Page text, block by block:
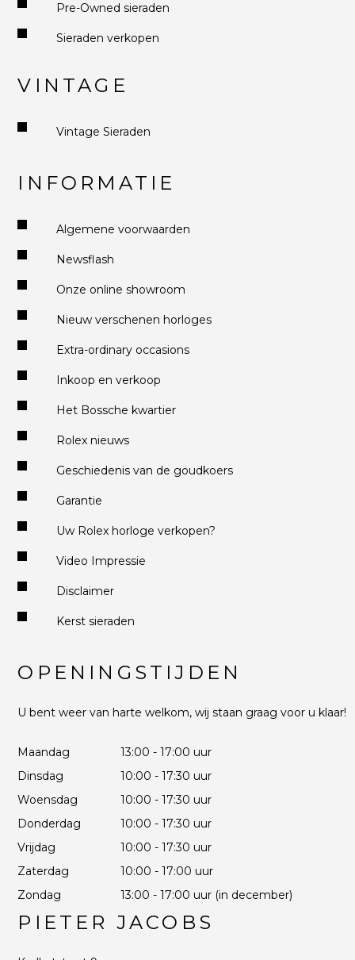
Pre-Owned sieraden
Sieraden verkopen
VINTAGE
Vintage Sieraden
INFORMATIE
Algemene voorwaarden
Newsflash
Onze online showroom
Nieuw verschenen horloges
Extra-ordinary occasions
Inkoop en verkoop
Het Bossche kwartier
Rolex nieuws
Geschiedenis van de goudkoers
Garantie
Uw Rolex horloge verkopen?
Video Impressie
Disclaimer
Kerst sieraden
OPENINGSTIJDEN
U bent weer van harte welkom, wij staan graag voor u klaar!
Maandag
13:00 - 17:00 uur
Dinsdag
10:00 - 17:30 uur
Woensdag
10:00 - 17:30 uur
Donderdag
10:00 - 17:30 uur
Vrijdag
10:00 - 17:30 uur
Zaterdag
10:00 - 17:00 uur
Zondag
13:00 - 17:00 uur (in december)
PIETER JACOBS